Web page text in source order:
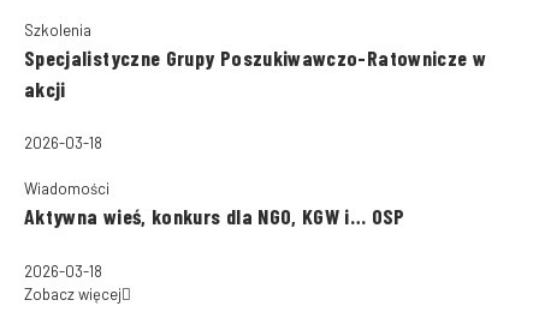
Szkolenia
Specjalistyczne Grupy Poszukiwawczo-Ratownicze w
akcji
2026-03-18
Wiadomości
Aktywna wieś, konkurs dla NGO, KGW i… OSP
2026-03-18
Zobacz więcej